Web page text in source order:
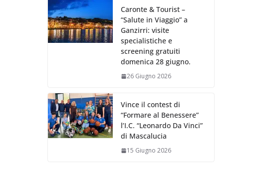
Caronte & Tourist –
“Salute in Viaggio” a
Ganzirri: visite
specialistiche e
screening gratuiti
domenica 28 giugno.
26 Giugno 2026
Vince il contest di
“Formare al Benessere”
l’I.C. “Leonardo Da Vinci”
di Mascalucia
15 Giugno 2026